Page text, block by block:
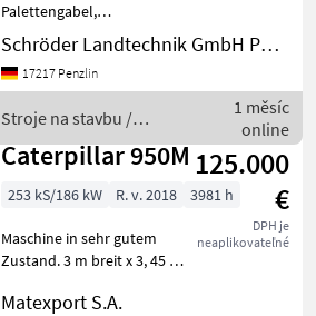
Palettengabel,
Einsatzgewicht: ca. 8.668 kg
(ausrüstungsabhängig),
CAT-Vierzylinder-
ACERT (wassergekühlt), EU-
Abgasstufe V
Schröder Landtechnik GmbH Penzlin
17217 Penzlin
Stroje na stavbu /
Caterpillar
1 měsíc
online
Caterpillar 950M125.000
€
DPH je
neaplikovateľné
253 kS/186 kW R. v. 2018 3981 h
Maschine in sehr gutem
Zustand. 3 m breit x 3, 45 m
kg Caterpillar C7.1 Motor,
Matexport S.A.